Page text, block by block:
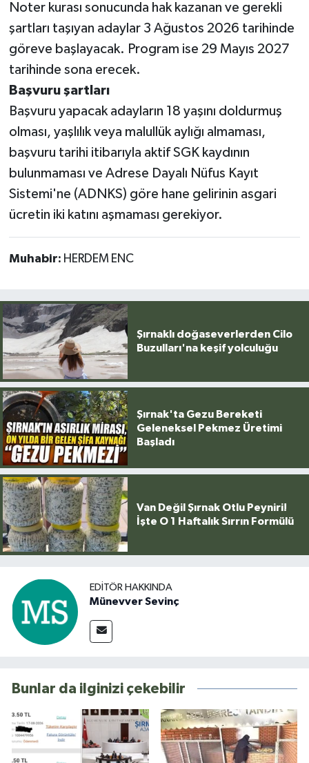
Noter kurası sonucunda hak kazanan ve gerekli
şartları taşıyan adaylar 3 Ağustos 2026 tarihinde
göreve başlayacak. Program ise 29 Mayıs 2027
tarihinde sona erecek.
Başvuru şartları
Başvuru yapacak adayların 18 yaşını doldurmuş
olması, yaşlılık veya malullük aylığı almaması,
başvuru tarihi itibarıyla aktif SGK kaydının
bulunmaması ve Adrese Dayalı Nüfus Kayıt
Sistemi'ne (ADNKS) göre hane gelirinin asgari
ücretin iki katını aşmaması gerekiyor.
Muhabir: HERDEM ENC
Şırnaklı doğaseverlerden Cilo
Buzulları'na keşif yolculuğu
Şırnak'ta Gezu Bereketi
Geleneksel Pekmez Üretimi
Başladı
Van Değil Şırnak Otlu Peyniri!
İşte O 1 Haftalık Sırrın Formülü
EDITÖR HAKKINDA
Münevver Sevinç
Bunlar da ilginizi çekebilir